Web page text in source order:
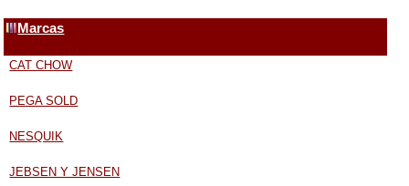
Marcas
CAT CHOW
PEGA SOLD
NESQUIK
JEBSEN Y JENSEN